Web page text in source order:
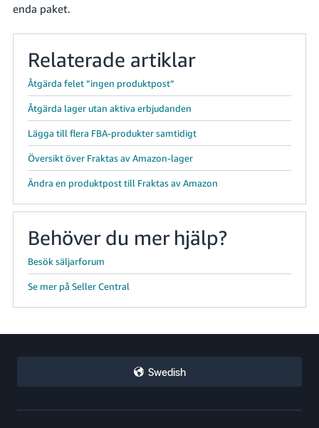
enda paket.
Relaterade artiklar
Åtgärda felet ”ingen produktpost”
Åtgärda lager utan aktiva erbjudanden
Lägga till flera FBA-produkter samtidigt
Översikt över Fraktas av Amazon-lager
Ändra en produktpost till Fraktas av Amazon
Behöver du mer hjälp?
Besök säljarforum
Se mer på Seller Central
Swedish